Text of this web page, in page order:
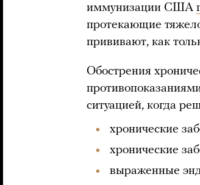
иммунизации США
протекающие
прививают, как
Обострения
ситуацией, когда
хронические
хронические
выраженные